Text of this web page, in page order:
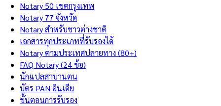
Notary 50 เขตกรุงเทพ
Notary 77 จังหวัด
Notary สำหรับชาวต่างชาติ
เอกสารทุกประเภทที่รับรองได้
Notary ตามประเทศปลายทาง (80+)
FAQ Notary (24 ข้อ)
นักแปลสาบานตน
บัตร PAN อินเดีย
ขั้นตอนการรับรอง